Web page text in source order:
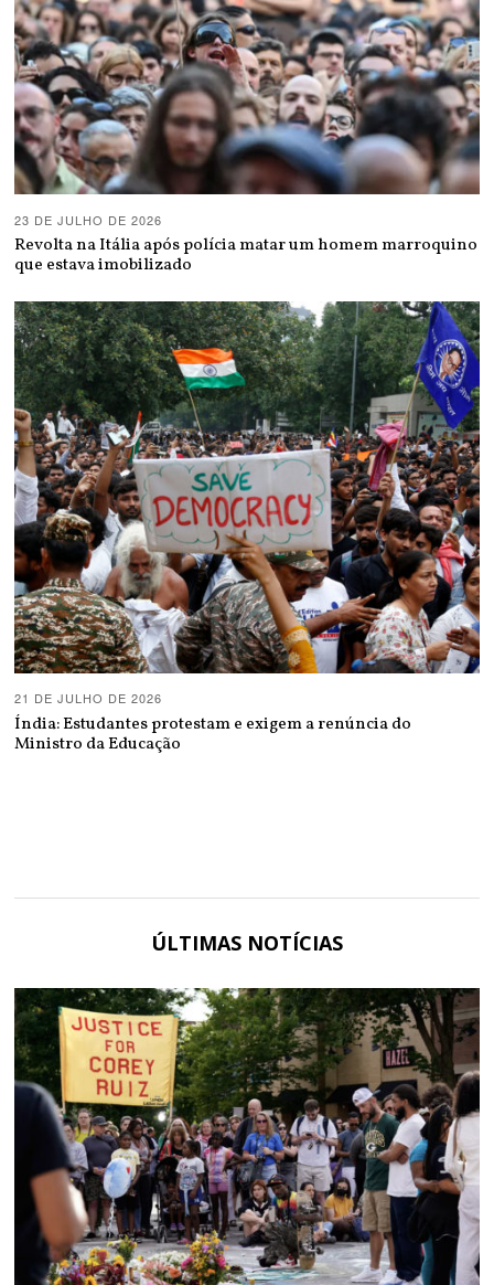
23 DE JULHO DE 2026
Revolta na Itália após polícia matar um homem marroquino
que estava imobilizado
21 DE JULHO DE 2026
Índia: Estudantes protestam e exigem a renúncia do
Ministro da Educação
ÚLTIMAS NOTÍCIAS